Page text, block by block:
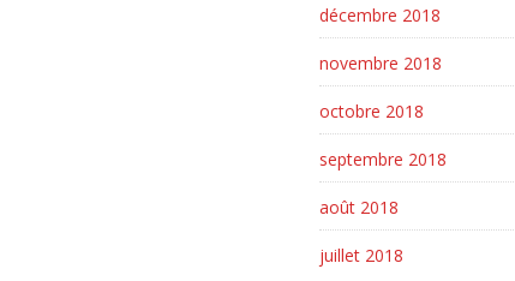
décembre 2018
novembre 2018
octobre 2018
septembre 2018
août 2018
juillet 2018